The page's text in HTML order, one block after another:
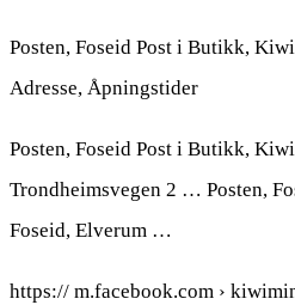
Posten, Foseid Post i Butikk,
Adresse, Åpningstider
Posten, Foseid Post i Butikk,
Trondheimsvegen 2 … Posten,
Foseid, Elverum …
https:// m.facebook.com ›